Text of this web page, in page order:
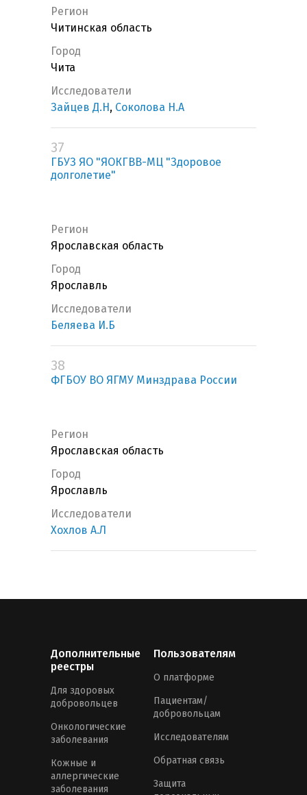
Регион
Читинская область
Город
Чита
Исследователи
Зайцев Д.Н , Соколова Н.А
37
ГБУЗ ЯО "ЯОКГВВ-МЦ "Здоровое
долголетие"
Регион
Ярославская область
Город
Ярославль
Исследователи
Беляева И.Б
38
ФГБОУ ВО ЯГМУ Минздрава России
Регион
Ярославская область
Город
Ярославль
Исследователи
Хохлов А.Л
Дополнительные
реестры
Для здоровых
добровольцев
Онкологические
заболевания
Кожные и
аллергические
заболевания
Пользователям
О платформе
Пациентам/
добровольцам
Исследователям
Обратная связь
Защита